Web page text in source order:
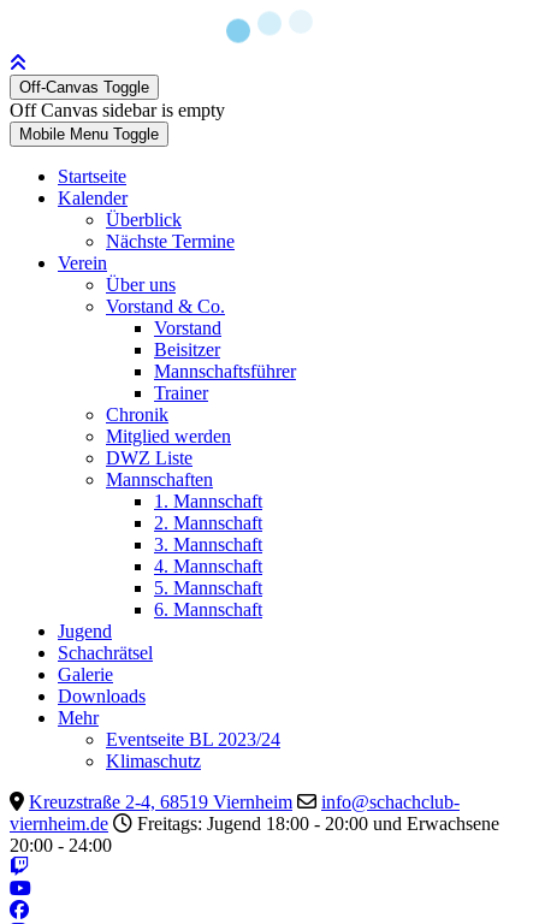
Off-Canvas Toggle
Off Canvas sidebar is empty
Mobile Menu Toggle
Startseite
Kalender
Überblick
Nächste Termine
Verein
Über uns
Vorstand & Co.
Vorstand
Beisitzer
Mannschaftsführer
Trainer
Chronik
Mitglied werden
DWZ Liste
Mannschaften
1. Mannschaft
2. Mannschaft
3. Mannschaft
4. Mannschaft
5. Mannschaft
6. Mannschaft
Jugend
Schachrätsel
Galerie
Downloads
Mehr
Eventseite BL 2023/24
Klimaschutz
Kreuzstraße 2-4, 68519 Viernheim
info@schachclub-
viernheim.de
Freitags: Jugend 18:00 - 20:00 und Erwachsene
20:00 - 24:00